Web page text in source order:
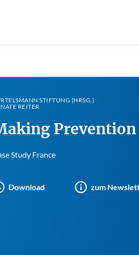
STIFTUNG (HRSG.)
REITER
Study France
Download zum